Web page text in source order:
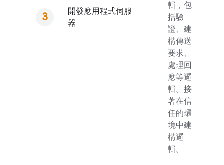
開發應用程式伺服
器
輯，包
括驗
證、建
構傳送
要求、
處理回
應等邏
輯。接
著在信
任的環
境中建
構邏
輯。